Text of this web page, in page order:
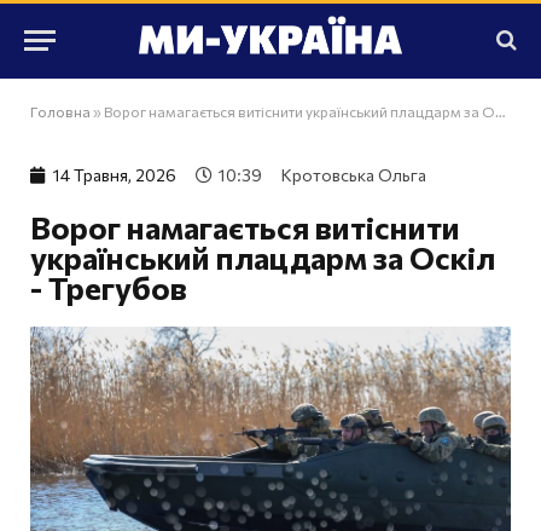
Головна » Ворог намагається витіснити український плацдарм за Оскіл - Трегубов
14 Травня, 2026 10:39 Кротовська Ольга
Ворог намагається витіснити
український плацдарм за Оскіл
- Трегубов